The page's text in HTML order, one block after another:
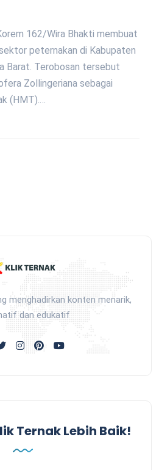
162/Wira Bhakti membuat
peternakan di Kabupaten
Barat. Terobosan tersebut
Zollingeriana sebagai
(HMT).…
menghadirkan konten menarik,
dan edukatif
Ternak Lebih Baik!